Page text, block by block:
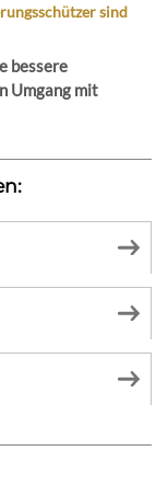
sind
bessere
Umgang mit